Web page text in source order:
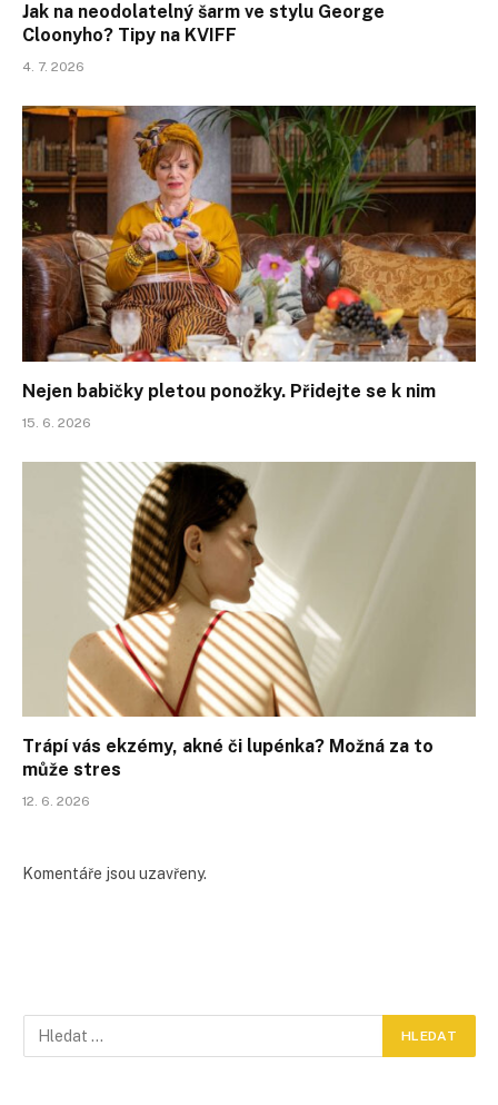
Jak na neodolatelný šarm ve stylu George
Cloonyho? Tipy na KVIFF
4. 7. 2026
Nejen babičky pletou ponožky. Přidejte se k nim
15. 6. 2026
Trápí vás ekzémy, akné či lupénka? Možná za to
může stres
12. 6. 2026
Komentáře jsou uzavřeny.